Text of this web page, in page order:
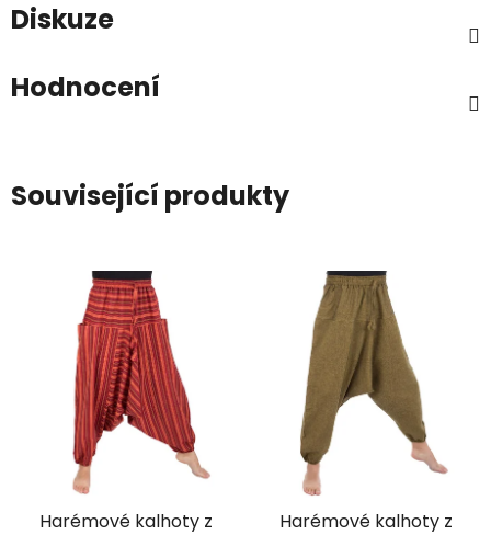
Diskuze
Hodnocení
Související produkty
Harémové kalhoty z
Harémové kalhoty z